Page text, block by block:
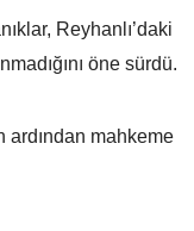
Reyhanlı’daki
öne sürdü.
ardından mahkeme